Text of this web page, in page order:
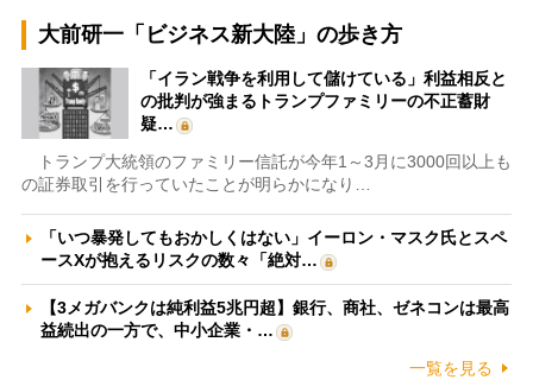
大前研一「ビジネス新大陸」の歩き方
「イラン戦争を利用して儲けている」利益相反と
の批判が強まるトランプファミリーの不正蓄財
疑…
トランプ大統領のファミリー信託が今年1～3月に3000回以上も
の証券取引を行っていたことが明らかになり…
「いつ暴発してもおかしくはない」イーロン・マスク氏とスペ
ースXが抱えるリスクの数々「絶対…
【3メガバンクは純利益5兆円超】銀行、商社、ゼネコンは最高
益続出の一方で、中小企業・…
一覧を見る